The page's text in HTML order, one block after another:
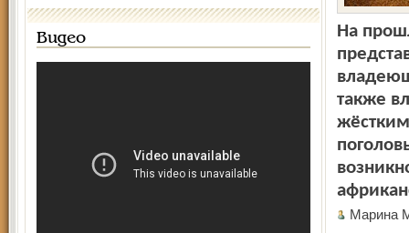
Видео
На
также